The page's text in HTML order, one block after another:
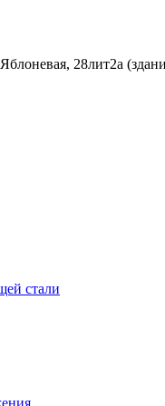
28лит2а
стали